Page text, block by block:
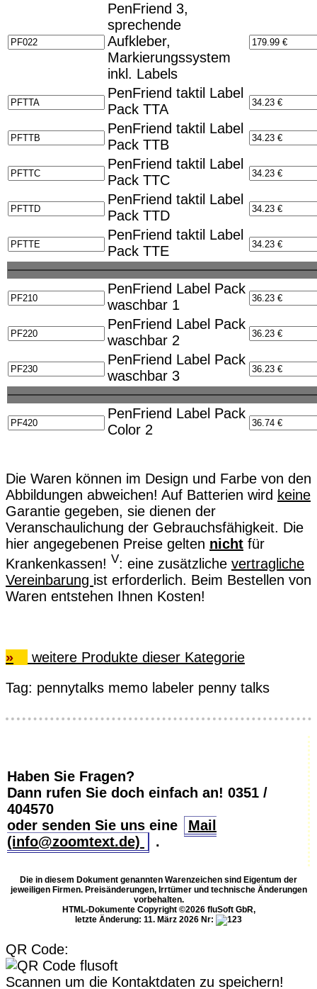
PenFriend 3,
sprechende
Aufkleber,
Markierungssystem
inkl. Labels
PenFriend taktil Label
Pack TTA
PenFriend taktil Label
Pack TTB
PenFriend taktil Label
Pack TTC
PenFriend taktil Label
Pack TTD
PenFriend taktil Label
Pack TTE
PenFriend Label Pack
waschbar 1
PenFriend Label Pack
waschbar 2
PenFriend Label Pack
waschbar 3
PenFriend Label Pack
Color 2
Die Waren können im Design und Farbe von den
Abbildungen abweichen! Auf Batterien wird keine
Garantie gegeben, sie dienen der
Veranschaulichung der Gebrauchsfähigkeit. Die
hier angegebenen Preise gelten nicht für
Krankenkassen! V: eine zusätzliche vertragliche
Vereinbarung ist erforderlich. Beim Bestellen von
Waren entstehen Ihnen Kosten!
»
weitere Produkte dieser Kategorie
Tag: pennytalks memo labeler penny talks
Haben Sie Fragen?
Dann rufen Sie doch einfach an! 0351 /
404570
oder senden Sie uns eine
Mail
(info@zoomtext.de)
.
Die in diesem Dokument genannten Warenzeichen sind Eigentum der
jeweiligen Firmen. Preisänderungen, Irrtümer und technische Änderungen
vorbehalten.
HTML-Dokumente Copyright ©2026 fluSoft GbR,
letzte Änderung: 11. März 2026 Nr:
QR Code:
Scannen um die Kontaktdaten zu speichern!